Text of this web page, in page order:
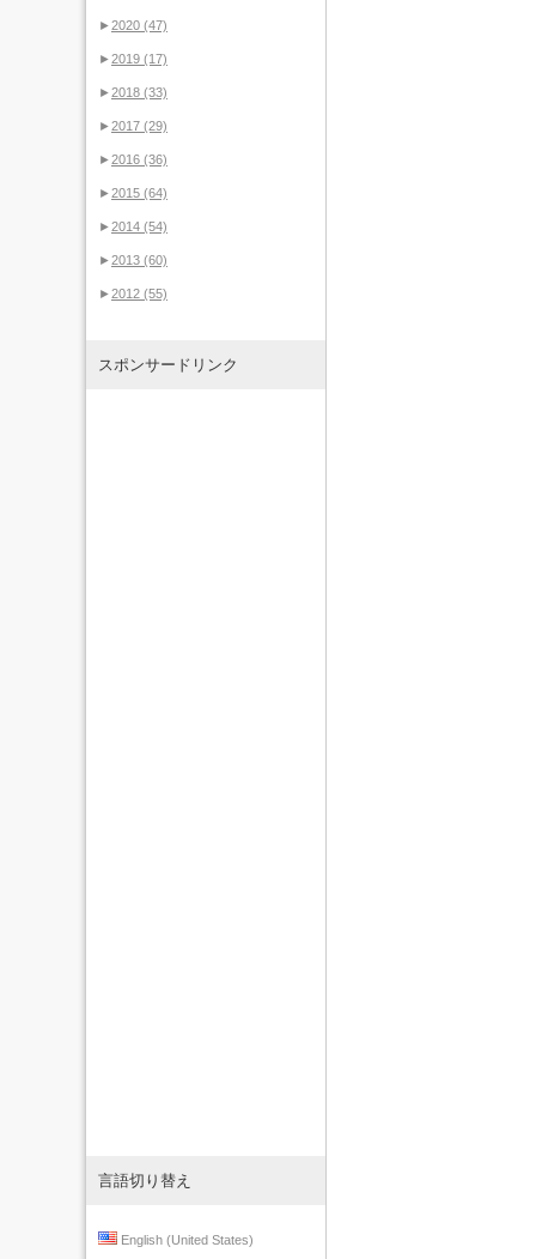
►2020 (47)
►2019 (17)
►2018 (33)
►2017 (29)
►2016 (36)
►2015 (64)
►2014 (54)
►2013 (60)
►2012 (55)
スポンサードリンク
言語切り替え
English (United States)